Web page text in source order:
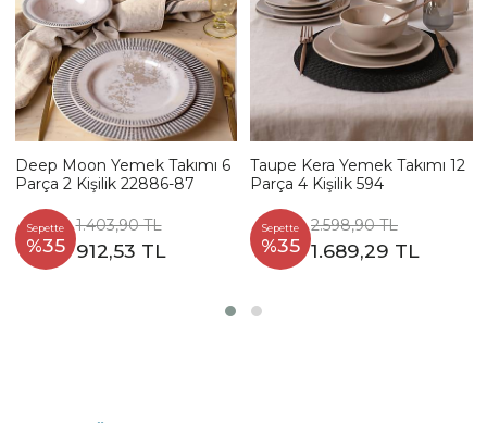
Deep Moon Yemek Takımı 6
Parça 2 Kişilik 22886-87
Sepette
%35
1.403,90 TL
912,53 TL
Taupe Kera Yemek Takımı 12
Parça 4 Kişilik 594
Sepette
%35
2.598,90 TL
1.689,29 TL